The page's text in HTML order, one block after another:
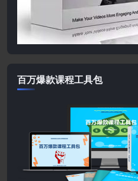
百万爆款课程工具包